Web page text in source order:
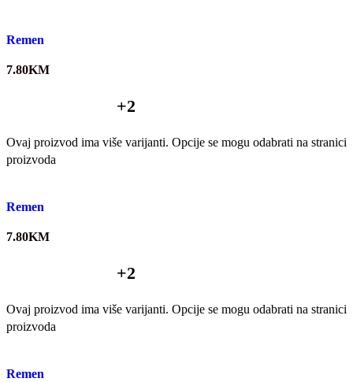
Remen
7.80KM
+2
Ovaj proizvod ima više varijanti. Opcije se mogu odabrati na stranici
proizvoda
Remen
7.80KM
+2
Ovaj proizvod ima više varijanti. Opcije se mogu odabrati na stranici
proizvoda
Remen